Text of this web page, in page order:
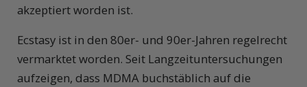
akzeptiert worden ist.
Ecstasy ist in den 80er- und 90er-Jahren regelrecht
vermarktet worden. Seit Langzeituntersuchungen
aufzeigen, dass MDMA buchstäblich auf die